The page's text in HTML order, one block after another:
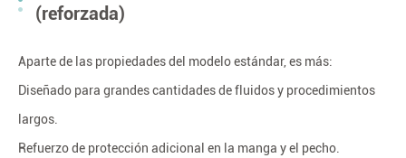
(reforzada)
Aparte de las propiedades del modelo estándar, es más:
Diseñado para grandes cantidades de fluidos y procedimientos
largos.
Refuerzo de protección adicional en la manga y el pecho.